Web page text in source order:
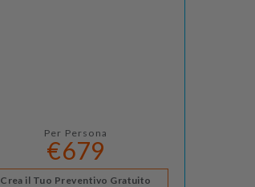
Per Persona
€679
Crea il Tuo Preventivo Gratuito